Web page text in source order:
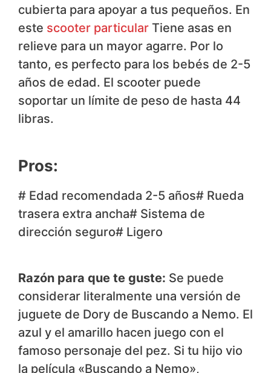
cubierta para apoyar a tus pequeños. En
este scooter particular Tiene asas en
relieve para un mayor agarre. Por lo
tanto, es perfecto para los bebés de 2-5
años de edad. El scooter puede
soportar un límite de peso de hasta 44
libras.
Pros:
# Edad recomendada 2-5 años# Rueda
trasera extra ancha# Sistema de
dirección seguro# Ligero
Razón para que te guste: Se puede
considerar literalmente una versión de
juguete de Dory de Buscando a Nemo. El
azul y el amarillo hacen juego con el
famoso personaje del pez. Si tu hijo vio
la película «Buscando a Nemo»,